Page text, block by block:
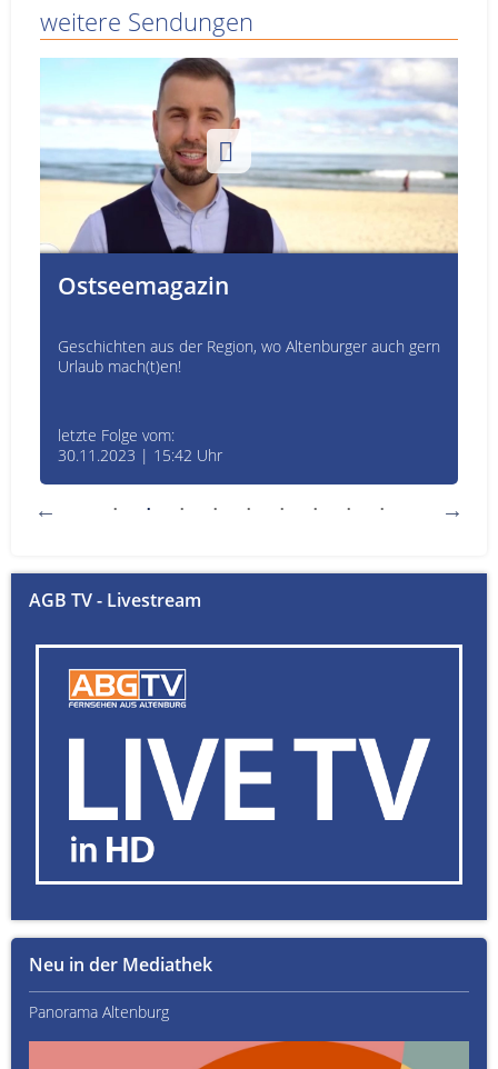
weitere Sendungen
Ostseemagazin
Geschichten aus der Region, wo Altenburger auch gern
Urlaub mach(t)en!
letzte Folge vom:
30.11.2023 | 15:42 Uhr
AGB TV - Livestream
Neu in der Mediathek
Panorama Altenburg